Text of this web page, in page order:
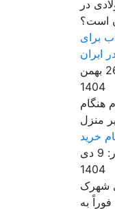
برای
ایران
تاریخ انتشار: 26 بهمن
1404
خرید
تاریخ انتشار: 9 دی
1404